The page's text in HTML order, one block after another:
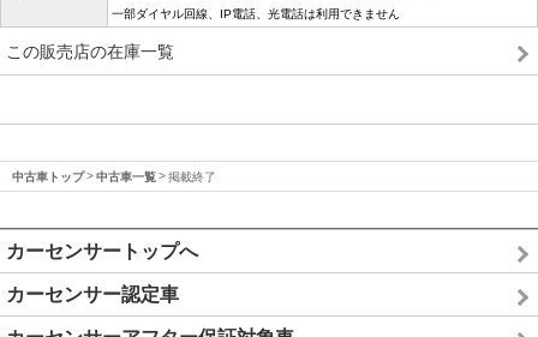
一部ダイヤル回線、IP電話、光電話は利用できません
この販売店の在庫一覧
中古車トップ 中古車一覧 掲載終了
カーセンサートップへ
カーセンサー認定車